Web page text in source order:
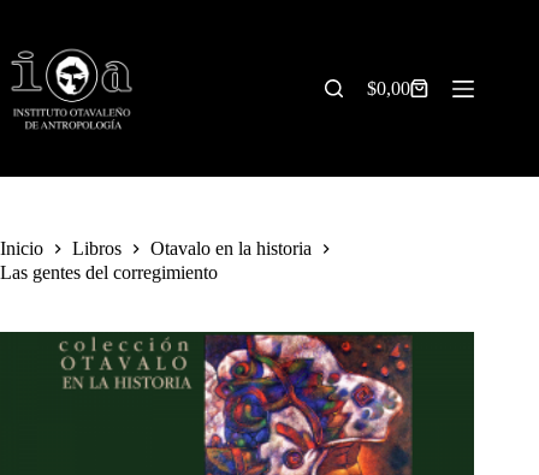
contenido
Carrito
$0,00
Inicio Libros
Otavalo en la historia
Las gentes del corregimiento